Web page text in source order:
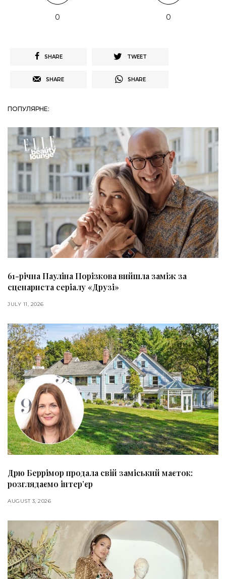
0 0
SHARE TWEET
SHARE SHARE
ПОПУЛЯРНЕ:
61-річна Пауліна Порізкова вийшла заміж за
сценариста серіалу «Друзі»
JULY 11, 2026
Дрю Беррімор продала свій заміський маєток:
розглядаємо інтер’єр
AUGUST 3, 2026